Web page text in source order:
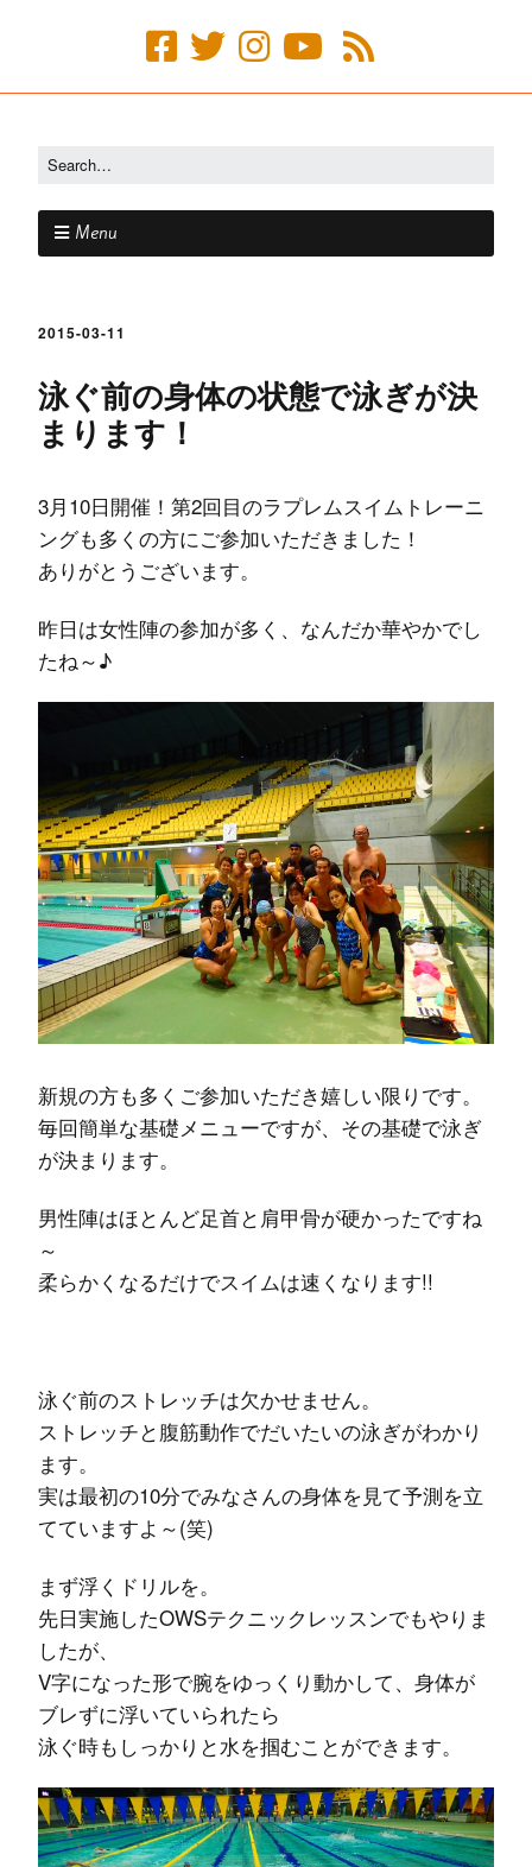
Menu
2015-03-11
泳ぐ前の身体の状態で泳ぎが決
まります！
3月10日開催！第2回目のラプレムスイムトレーニ
ングも多くの方にご参加いただきました！
ありがとうございます。
昨日は女性陣の参加が多く、なんだか華やかでし
たね～♪
新規の方も多くご参加いただき嬉しい限りです。
毎回簡単な基礎メニューですが、その基礎で泳ぎ
が決まります。
男性陣はほとんど足首と肩甲骨が硬かったですね
～
柔らかくなるだけでスイムは速くなります!!
泳ぐ前のストレッチは欠かせません。
ストレッチと腹筋動作でだいたいの泳ぎがわかり
ます。
実は最初の10分でみなさんの身体を見て予測を立
てていますよ～(笑)
まず浮くドリルを。
先日実施したOWSテクニックレッスンでもやりま
したが、
V字になった形で腕をゆっくり動かして、身体が
ブレずに浮いていられたら
泳ぐ時もしっかりと水を掴むことができます。